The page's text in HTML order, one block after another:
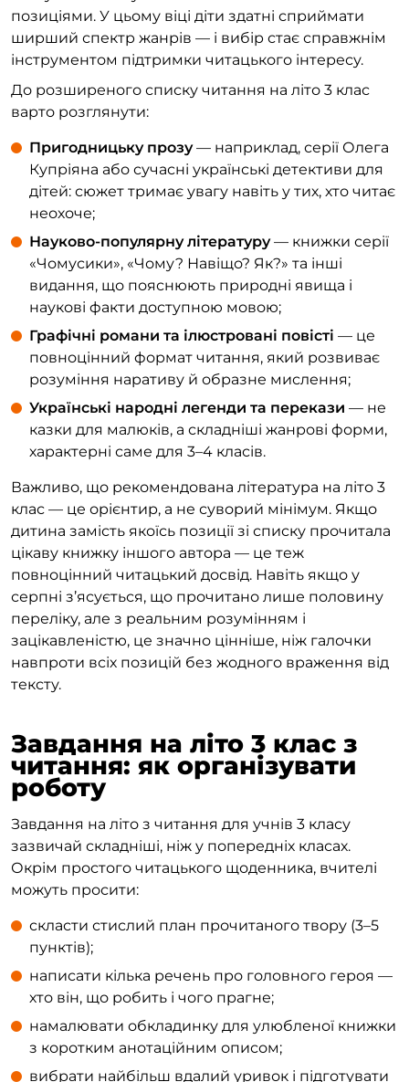
позиціями. У цьому віці діти здатні сприймати
ширший спектр жанрів — і вибір стає справжнім
інструментом підтримки читацького інтересу.
До розширеного списку читання на літо 3 клас
варто розглянути:
Пригодницьку прозу— наприклад, серії Олега
Купріяна або сучасні українські детективи для
дітей: сюжет тримає увагу навіть у тих, хто читає
неохоче;
Науково-популярну літературу— книжки серії
«Чомусики», «Чому? Навіщо? Як?» та інші
видання, що пояснюють природні явища і
наукові факти доступною мовою;
Графічні романи та ілюстровані повісті — це
повноцінний формат читання, який розвиває
розуміння наративу й образне мислення;
Українські народні легенди та перекази — не
казки для малюків, а складніші жанрові форми,
характерні саме для 3–4 класів.
Важливо, що рекомендована література на літо 3
клас — це орієнтир, а не суворий мінімум. Якщо
дитина замість якоїсь позиції зі списку прочитала
цікаву книжку іншого автора — це теж
повноцінний читацький досвід. Навіть якщо у
серпні з’ясується, що прочитано лише половину
переліку, але з реальним розумінням і
зацікавленістю, це значно цінніше, ніж галочки
навпроти всіх позицій без жодного враження від
тексту.
Завдання на літо 3 клас з
читання: як організувати
роботу
Завдання на літо з читання для учнів 3 класу
зазвичай складніші, ніж у попередніх класах.
Окрім простого читацького щоденника, вчителі
можуть просити:
скласти стислий план прочитаного твору (3–5
пунктів);
написати кілька речень про головного героя —
хто він, що робить і чого прагне;
намалювати обкладинку для улюбленої книжки
з коротким анотаційним описом;
вибрати найбільш вдалий уривок і підготувати